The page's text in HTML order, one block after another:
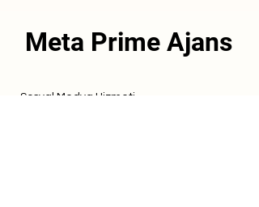
Meta Prime Ajans
Sosyal Medya Hizmeti